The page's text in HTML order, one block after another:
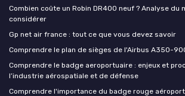
Combien coûte un Robin DR400 neuf ? Analyse du
considérer
Gp net air france : tout ce que vous devez savoir
Comprendre le plan de sièges de l'Airbus A350-
Comprendre le badge aeroportuaire : enjeux et
l’industrie aérospatiale et de défense
Comprendre l'importance du badge rouge